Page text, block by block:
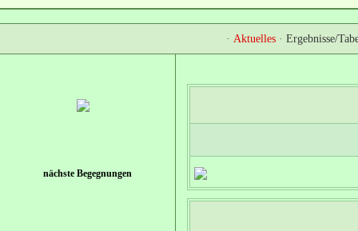
· Aktuelles · Ergebnisse/
nächste Begegnungen